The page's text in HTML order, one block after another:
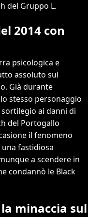
del Gruppo L.
2014 con
psicologica e
assoluto sul
Già durante
stesso personaggio
ai danni di
del Portogallo
il fenomeno
fastidiosa
a scendere in
condannò le Black
minaccia sul